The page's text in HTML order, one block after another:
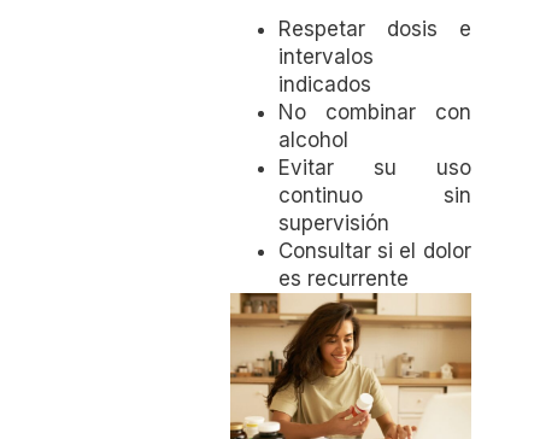
Respetar dosis e
intervalos
indicados
No combinar con
alcohol
Evitar su uso
continuo sin
supervisión
Consultar si el dolor
es recurrente